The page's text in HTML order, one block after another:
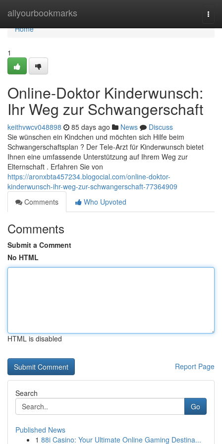
allyourbookmarks
Home
Home
1
Online-Doktor Kinderwunsch:
Ihr Weg zur Schwangerschaft
keithvwcv048898 85 days ago News
Discuss
Sie wünschen ein Kindchen und möchten sich Hilfe beim
Schwangerschaftsplan ? Der Tele-Arzt für Kinderwunsch bietet
Ihnen eine umfassende Unterstützung auf Ihrem Weg zur
Elternschaft . Erfahren Sie von
https://aronxbta457234.blogocial.com/online-doktor-
kinderwunsch-ihr-weg-zur-schwangerschaft-77364909
Comments
Who Upvoted
Comments
Submit a Comment
No HTML
HTML is disabled
Report Page
Search
Go
Published News
1 88i Casino: Your Ultimate Online Gaming Destina...